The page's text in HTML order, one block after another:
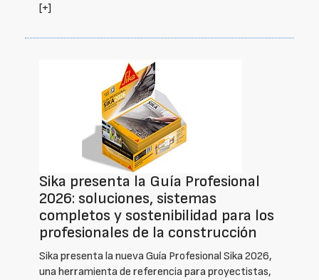
[+]
Sika presenta la Guía Profesional
2026: soluciones, sistemas
completos y sostenibilidad para los
profesionales de la construcción
Sika presenta la nueva Guía Profesional Sika 2026,
una herramienta de referencia para proyectistas,